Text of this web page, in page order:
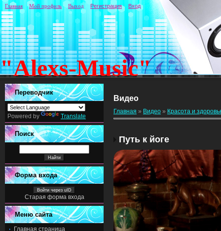
"Alexs-Music"
Главная Мой профиль Выход Регистрация Вход
Переводчик
Powered by Translate
Поиск
Форма входа
Войти через uID
Старая форма входа
Меню сайта
Главная страница
Видео
Главная » Видео » Красота и
Путь к йоге